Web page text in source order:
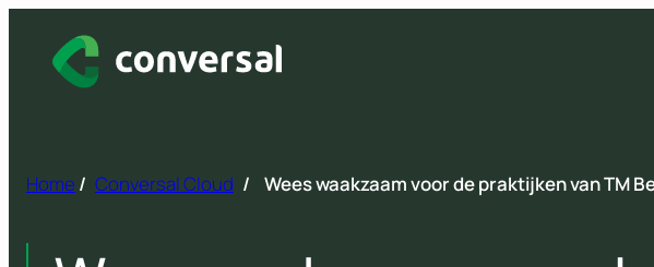
Home / Conversal Cloud / Wees waakzaam voor de praktijken van TM